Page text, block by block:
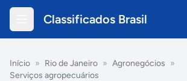
Classificados Brasil
Início » Rio de Janeiro » Agronegócios »
Serviços agropecuários